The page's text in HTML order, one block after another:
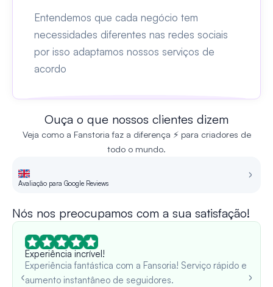
Entendemos que cada negócio tem
necessidades diferentes nas redes sociais
por isso adaptamos nossos serviços de
acordo
Ouça o que nossos clientes dizem
Veja como a Fanstoria faz a diferença ⚡ para criadores de
todo o mundo.
Avaliação para Google Reviews
Nós nos preocupamos com a sua satisfação!
Experiência incrível!
Experiência fantástica com a Fansoria! Serviço rápido e
aumento instantâneo de seguidores.